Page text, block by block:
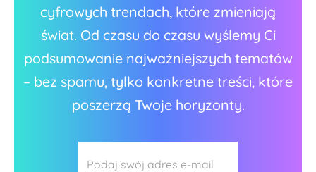
cyfrowych trendach, które zmieniają
świat. Od czasu do czasu wyślemy Ci
podsumowanie najważniejszych tematów
– bez spamu, tylko konkretne treści, które
poszerzą Twoje horyzonty.